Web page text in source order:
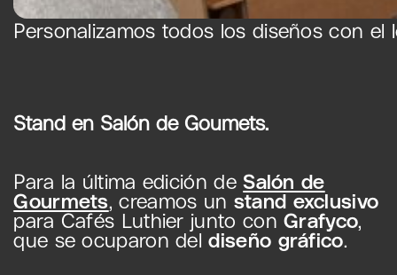
Personalizamos todos los diseños con el
Stand en Salón de Goumets.
Para la última edición deSalón de
Gourmets, creamos un stand exclusivo
para Cafés Luthier junto con Grafyco,
que se ocuparon deldiseño gráfico.